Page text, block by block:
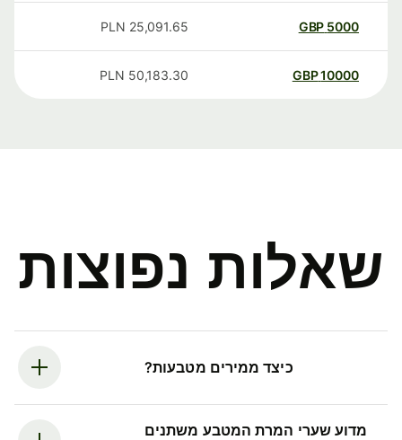
5000
GBP
25,091.65
PLN
10000
GBP
50,183.30
PLN
שאלות נפוצות
כיצד ממירים מטבעות?
מדוע שערי המרת המטבע משתנים